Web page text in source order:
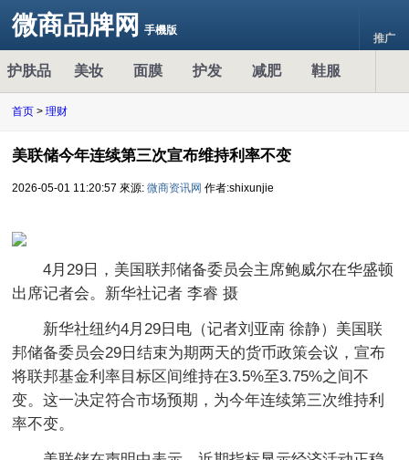
微商品牌网 手機版
推广
护肤品 美妆 面膜 护发 减肥 鞋服
首页 > 理财
美联储今年连续第三次宣布维持利率不变
2026-05-01 11:20:57 來源: 微商资讯网 作者:shixunjie
4月29日，美国联邦储备委员会主席鲍威尔在华盛顿
出席记者会。新华社记者 李睿 摄
新华社纽约4月29日电（记者刘亚南 徐静）美国联
邦储备委员会29日结束为期两天的货币政策会议，宣布
将联邦基金利率目标区间维持在3.5%至3.75%之间不
变。这一决定符合市场预期，为今年连续第三次维持利
率不变。